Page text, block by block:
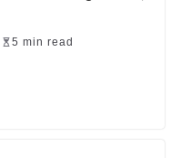
5 min read